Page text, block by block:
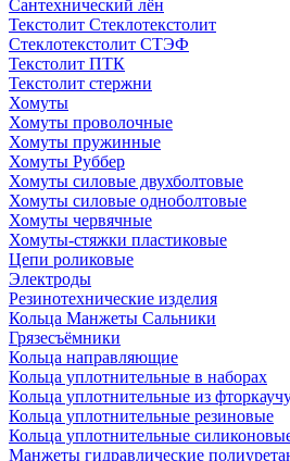
Сантехнический лён
Текстолит Стеклотекстолит
Стеклотекстолит СТЭФ
Текстолит ПТК
Текстолит стержни
Хомуты
Хомуты проволочные
Хомуты пружинные
Хомуты Руббер
Хомуты силовые двухболтовые
Хомуты силовые одноболтовые
Хомуты червячные
Хомуты-стяжки пластиковые
Цепи роликовые
Электроды
Резинотехнические изделия
Кольца Манжеты Сальники
Грязесъёмники
Кольца направляющие
Кольца уплотнительные в наборах
Кольца уплотнительные из
Кольца уплотнительные резиновые
Кольца уплотнительные
Манжеты гидравлические